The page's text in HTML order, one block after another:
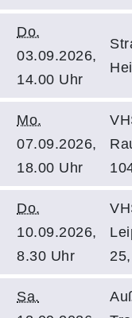
Do.
03.09.2026,
14.00 Uhr
Mo.
07.09.2026,
18.00 Uhr
Do.
10.09.2026,
8.30 Uhr
Sa.